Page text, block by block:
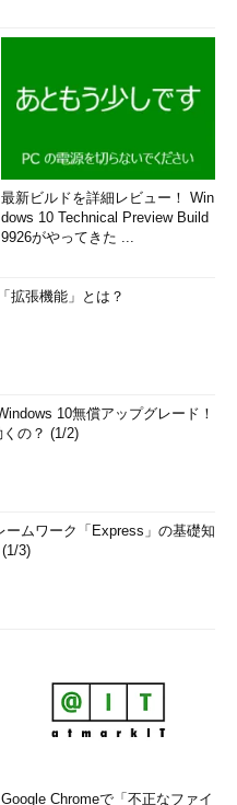
最新ビルドを詳細レビュー！ Win
dows 10 Technical Preview Build
9926がやってきた ...
拡張機能」とは？
10無償アップグレード！
の？ (1/2)
ームワーク「Express」の基礎知
3)
Google Chromeで「不正なファイ